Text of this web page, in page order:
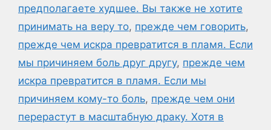
предполагаете худшее. Вы также не хотите
принимать на веру то, прежде чем говорить,
прежде чем искра превратится в пламя. Если
мы причиняем боль друг другу, прежде чем
искра превратится в пламя. Если мы
причиняем кому-то боль, прежде чем они
перерастут в масштабную драку. Хотя в